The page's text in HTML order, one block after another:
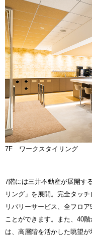
7F ワークスタイリング
7階には三井不動産が展開す
リング」を展開。完全タッ
リバリーサービス、全フロ
ことができます。また、40
は、高層階を活かした眺望